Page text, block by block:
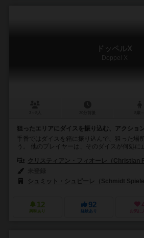
ドッペルX
Doppel X
狙ったエリアにダイスを振り込む、アクショ
手番ではダイスを箱に振り込んで、狙った場
う。 他のプレイヤーは、そのダイスが何処に
クリスティアン・フィオーレ（Christian
シュミット・シュピーレ（Schmidt Spiele
12
興味あり
92
経験あり お気に